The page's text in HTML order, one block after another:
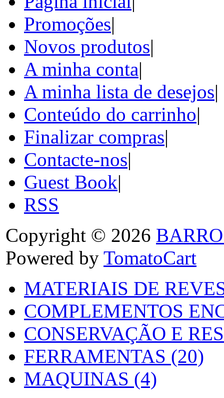
Promoções|
Novos produtos|
A minha conta|
A minha lista de desejos|
Conteúdo do carrinho|
Finalizar compras|
Contacte-nos|
Guest Book|
RSS
Copyright © 2026
Powered by TomatoCart
MATERIAIS DE
COMPLEMENTOS
CONSERVAÇÃO E
FERRAMENTAS (20)
MAQUINAS (4)